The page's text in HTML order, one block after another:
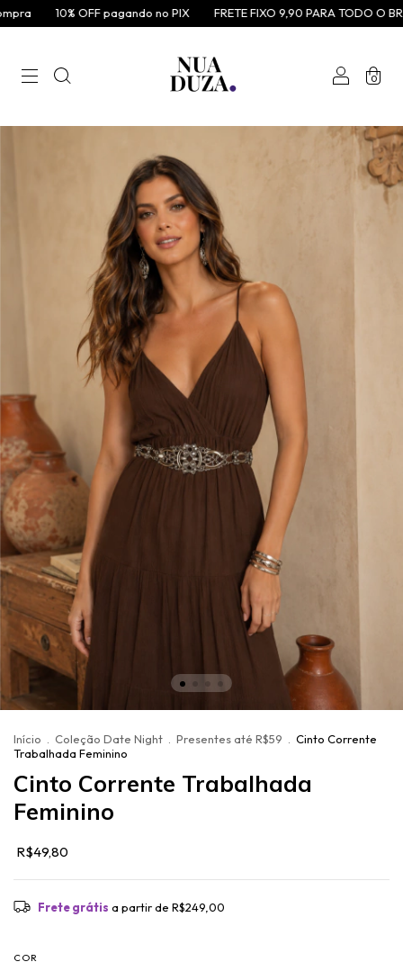
10% OFF pagando no PIX FRETE FIXO 9,90 PARA TODO O
0
Início . Coleção Date Night . Presentes até R$59 . Cinto Corrente
Trabalhada Feminino
Cinto Corrente Trabalhada
Feminino
R$49,80
Frete grátis a partir de R$249,00
COR